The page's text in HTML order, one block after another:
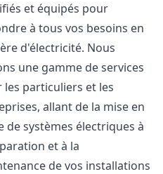
et équipés pour
à tous vos besoins en
d'électricité. Nous
une gamme de services
les particuliers et les
allant de la mise en
de systèmes électriques à
et à la
de vos installations